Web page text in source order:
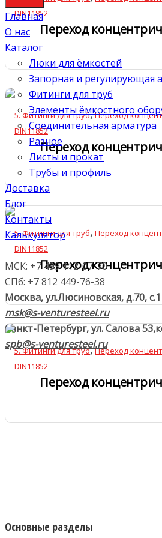
Главная
О нас
Каталог
Люки для ёмкостей
Запорная и регулирующая
Фитинги для труб
Элементы ёмкостного
Соединительная арматура
Разное
Листы и прокат
Трубы и профиль
Доставка
Блог
Контакты
Калькулятор
МСК: +7 499 112-07-70
СПб: +7 812 449-76-38
Москва, ул.Люсиновская, д.70, с.1
msk@s-venturesteel.ru
Санкт-Петербург, ул. Салова 53,
spb@s-venturesteel.ru
DIN11852
Переход
5. Фитинги для труб,Переход
DIN11852
Переход
5. Фитинги для труб, Переход
DIN11852
Переход
5. Фитинги для труб,Переход
DIN11852
Переход
Основные разделы